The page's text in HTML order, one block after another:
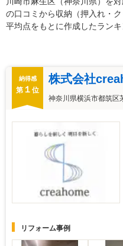
の口コミから収納（押入れ・
平均点をもとに作成したランキ
納得感
第 １ 位
株式会社
神奈川県横浜市都筑
リフォーム事例